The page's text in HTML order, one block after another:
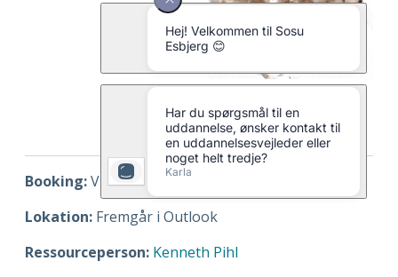
Booking:Via Outlook
Lokation: Fremgår i Outlook
Ressourceperson: Kenneth Pihl